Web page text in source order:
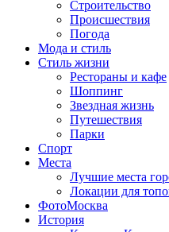
Строительство
Происшествия
Погода
Мода и стиль
Стиль жизни
Рестораны и кафе
Шоппинг
Звездная жизнь
Путешествия
Парки
Спорт
Места
Лучшие места
Локации для
ФотоМосква
История